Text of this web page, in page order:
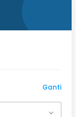
Ganti